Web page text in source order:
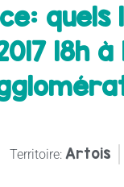
18h
Territoire: Artois